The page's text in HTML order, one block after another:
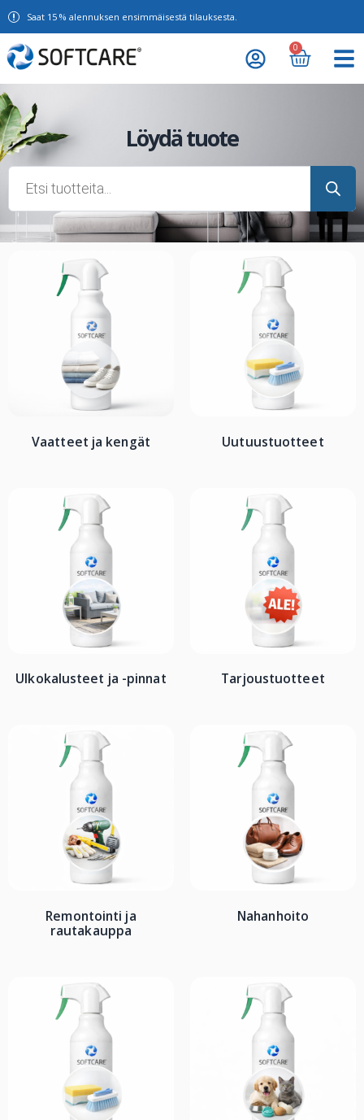
Saat 15 % alennuksen ensimmäisestä tilauksesta.
0
Löydä tuote
Vaatteet ja kengät Uutuustuotteet
Ulkokalusteet ja -pinnat Tarjoustuotteet
Remontointi ja
rautakauppa
Nahanhoito